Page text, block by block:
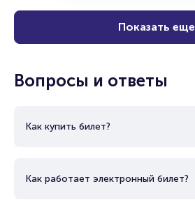
Показать еще
Вопросы и ответы
Как купить билет?
Как работает электронный билет?